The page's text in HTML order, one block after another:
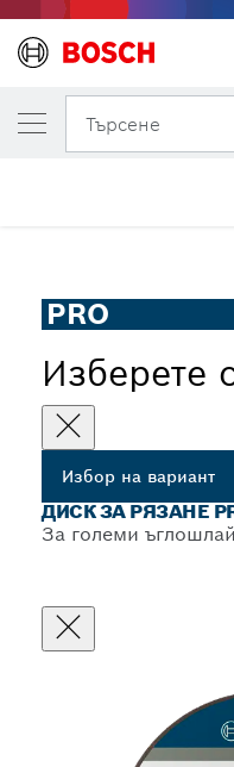
Търсене
PRO
Изберете
Избор на вариант
ДИСК ЗА РЯЗАНЕ
За големи
ВАШИЯТ ИЗБРАН ВАРИАНТ
Диск за рязане